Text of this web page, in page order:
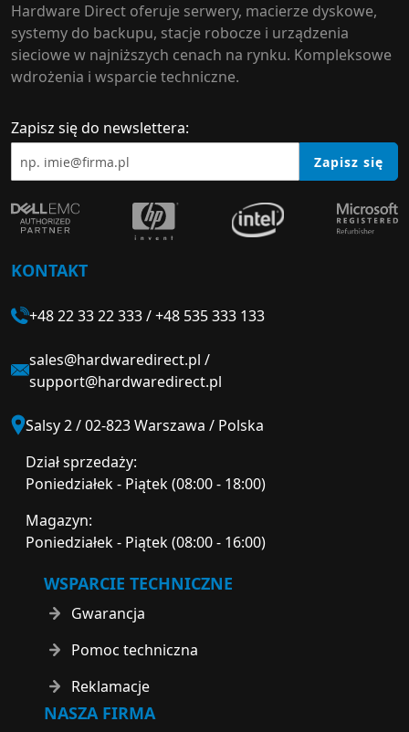
Hardware Direct oferuje serwery, macierze dyskowe,
systemy do backupu, stacje robocze i urządzenia
sieciowe w najniższych cenach na rynku. Kompleksowe
wdrożenia i wsparcie techniczne.
Zapisz się do newslettera:
Zapisz się
KONTAKT
+48 22 33 22 333/+48 535 333 133
sales@hardwaredirect.pl /
support@hardwaredirect.pl
Salsy 2 / 02-823 Warszawa / Polska
Dział sprzedaży:
Poniedziałek - Piątek (08:00 - 18:00)
Magazyn:
Poniedziałek - Piątek (08:00 - 16:00)
WSPARCIE TECHNICZNE
Gwarancja
Pomoc techniczna
Reklamacje
NASZA FIRMA